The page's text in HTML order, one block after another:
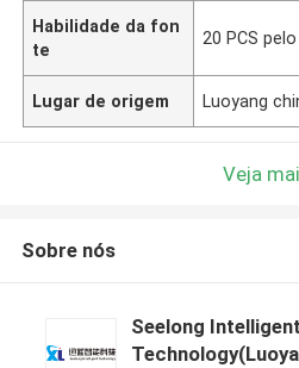
Habilidade da fon
te
20 PCS
Lugar de origem Luoyang
Veja
Sobre nós
Seelong Intelligent